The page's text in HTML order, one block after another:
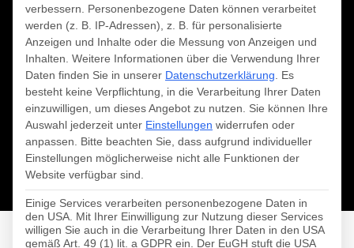
DIE NEUE KUNDEN-
verbessern.
Personenbezogene Daten können verarbeitet
werden (z. B. IP-Adressen), z. B. für personalisierte
Anzeigen und Inhalte oder die Messung von Anzeigen und
Inhalten. Weitere Informationen über die Verwendung Ihrer
Daten finden Sie in unserer Datenschutzerklärung
Es
besteht keine Verpflichtung, in die Verarbeitung Ihrer Daten
einzuwilligen, um dieses Angebot zu nutzen.
Sie können Ihre
Auswahl jederzeit unter Einstellungen widerrufen oder
anpassen.
Bitte beachten Sie, dass aufgrund individueller
Einstellungen möglicherweise nicht alle Funktionen der
Website verfügbar sind.
Einige Services verarbeiten personenbezogene Daten in
den USA. Mit Ihrer Einwilligung zur Nutzung dieser Services
willigen Sie auch in die Verarbeitung Ihrer Daten in den USA
gemäß Art. 49 (1) lit. a GDPR ein. Der EuGH stuft die USA